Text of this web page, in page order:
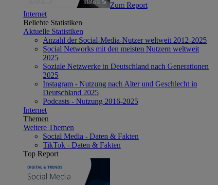
Zum Report
Internet
Beliebte Statistiken
Aktuelle Statistiken
Anzahl der Social-Media-Nutzer weltweit 2012-2025
Social Networks mit den meisten Nutzern weltweit
2025
Soziale Netzwerke in Deutschland nach Generationen
2025
Instagram - Nutzung nach Alter und Geschlecht in
Deutschland 2025
Podcasts - Nutzung 2016-2025
Internet
Themen
Weitere Themen
Social Media - Daten & Fakten
TikTok - Daten & Fakten
Top Report